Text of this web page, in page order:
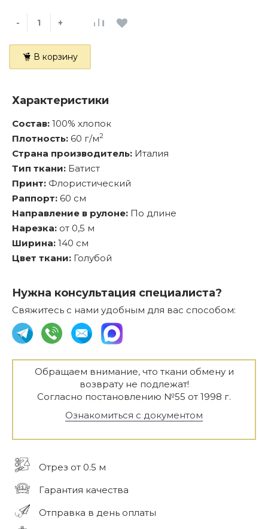
- +
В корзину
Характеристики
Состав: 100% хлопок
Плотность: 60 г/м2
Страна производитель: Италия
Тип ткани: Батист
Принт: Флористический
Раппорт: 60 см
Направление в рулоне: По длине
Нарезка: от 0,5 м
Ширина: 140 см
Цвет ткани: Голубой
Нужна консультация специалиста?
Свяжитесь с нами удобным для вас способом:
Обращаем внимание, что ткани обмену и
возврату не подлежат!
Согласно постановлению №55 от 1998 г.
Ознакомиться с документом
Отрез от 0.5 м
Гарантия качества
Отправка в день оплаты